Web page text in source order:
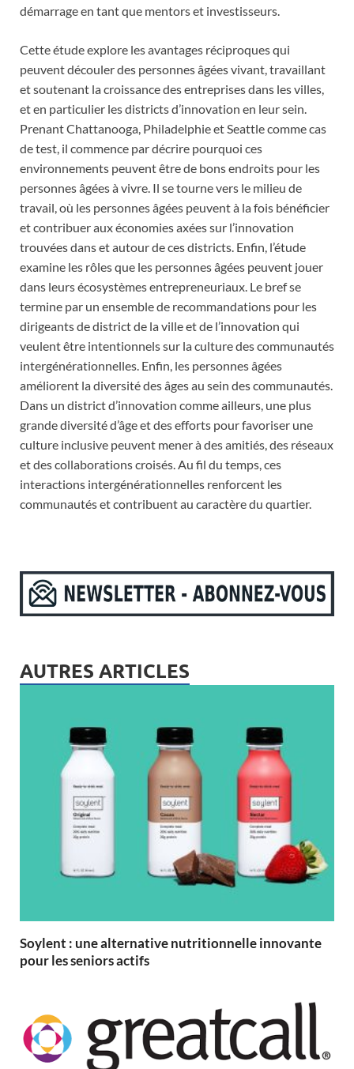
démarrage en tant que mentors et investisseurs.
Cette étude explore les avantages réciproques qui
peuvent découler des personnes âgées vivant, travaillant
et soutenant la croissance des entreprises dans les villes,
et en particulier les districts d’innovation en leur sein.
Prenant Chattanooga, Philadelphie et Seattle comme cas
de test, il commence par décrire pourquoi ces
environnements peuvent être de bons endroits pour les
personnes âgées à vivre. Il se tourne vers le milieu de
travail, où les personnes âgées peuvent à la fois bénéficier
et contribuer aux économies axées sur l’innovation
trouvées dans et autour de ces districts. Enfin, l’étude
examine les rôles que les personnes âgées peuvent jouer
dans leurs écosystèmes entrepreneuriaux. Le bref se
termine par un ensemble de recommandations pour les
dirigeants de district de la ville et de l’innovation qui
veulent être intentionnels sur la culture des communautés
intergénérationnelles. Enfin, les personnes âgées
améliorent la diversité des âges au sein des communautés.
Dans un district d’innovation comme ailleurs, une plus
grande diversité d’âge et des efforts pour favoriser une
culture inclusive peuvent mener à des amitiés, des réseaux
et des collaborations croisés. Au fil du temps, ces
interactions intergénérationnelles renforcent les
communautés et contribuent au caractère du quartier.
AUTRES ARTICLES
Soylent : une alternative nutritionnelle innovante
pour les seniors actifs